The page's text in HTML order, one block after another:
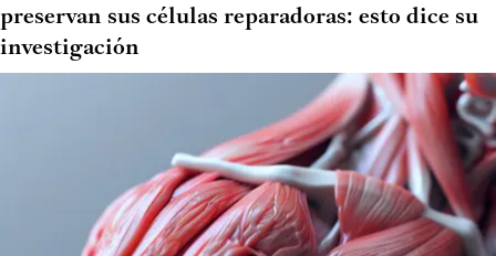
preservan sus células reparadoras: esto dice su
investigación